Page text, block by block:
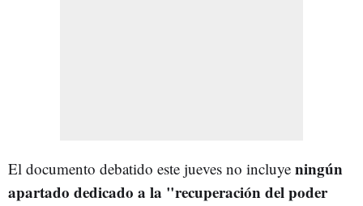
El documento debatido este jueves no incluye ningún
apartado dedicado a la "recuperación del poder